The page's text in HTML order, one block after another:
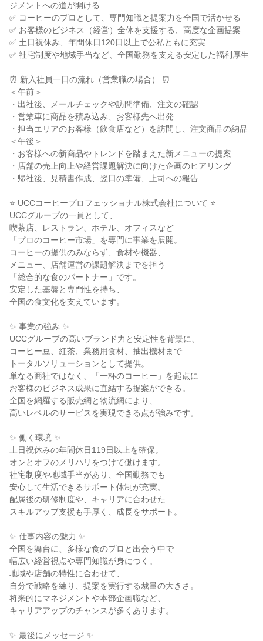
ジメントへの道が開ける
✅ コーヒーのプロとして、専門知識と提案力を全国で活かせる
✅ お客様のビジネス（経営）全体を支援する、高度な企画提案
✅ 土日祝休み、年間休日120日以上で公私ともに充実
✅ 社宅制度や地域手当など、全国勤務を支える安定した福利厚生
⏰ 新入社員一日の流れ（営業職の場合） ⏰
＜午前＞
・出社後、メールチェックや訪問準備、注文の確認
・営業車に商品を積み込み、お客様先へ出発
・担当エリアのお客様（飲食店など）を訪問し、注文商品の納品
＜午後＞
・お客様への新商品やトレンドを踏まえた新メニューの提案
・店舗の売上向上や経営課題解決に向けた企画のヒアリング
・帰社後、見積書作成、翌日の準備、上司への報告
⭐ UCCコーヒープロフェッショナル株式会社について ⭐
UCCグループの一員として、
喫茶店、レストラン、ホテル、オフィスなど
「プロのコーヒー市場」を専門に事業を展開。
コーヒーの提供のみならず、食材や機器、
メニュー、店舗運営の課題解決までを担う
「総合的な食のパートナー」です。
安定した基盤と専門性を持ち、
全国の食文化を支えています。
✨ 事業の強み ✨
UCCグループの高いブランド力と安定性を背景に、
コーヒー豆、紅茶、業務用食材、抽出機材まで
トータルソリューションとして提供。
単なる商社ではなく、「一杯のコーヒー」を起点に
お客様のビジネス成果に直結する提案ができる。
全国を網羅する販売網と物流網により、
高いレベルのサービスを実現できる点が強みです。
✨ 働く環境 ✨
土日祝休みの年間休日119日以上を確保。
オンとオフのメリハリをつけて働けます。
社宅制度や地域手当があり、全国勤務でも
安心して生活できるサポート体制が充実。
配属後の研修制度や、キャリアに合わせた
スキルアップ支援も手厚く、成長をサポート。
✨ 仕事内容の魅力 ✨
全国を舞台に、多様な食のプロと出会う中で
幅広い経営視点や専門知識が身につく。
地域や店舗の特性に合わせて、
自分で戦略を練り、提案を実行する裁量の大きさ。
将来的にマネジメントや本部企画職など、
キャリアアップのチャンスが多くあります。
✨ 最後にメッセージ ✨